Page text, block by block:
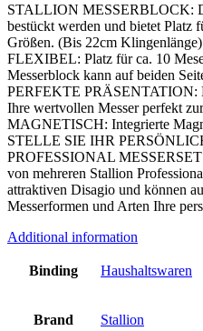
STALLION MESSERBLOCK:
bestückt werden und bietet Platz
Größen. (Bis 22cm Klingenlänge)
FLEXIBEL: Platz für ca. 10
Messerblock kann auf beiden
PERFEKTE PRÄSENTATION:
Ihre wertvollen Messer perfekt
MAGNETISCH: Integrierte
STELLE SIE IHR
PROFESSIONAL
von mehreren Stallion
attraktiven Disagio und können
Messerformen und Arten Ihre
Additional information
Binding Haushaltswaren
Brand Stallion